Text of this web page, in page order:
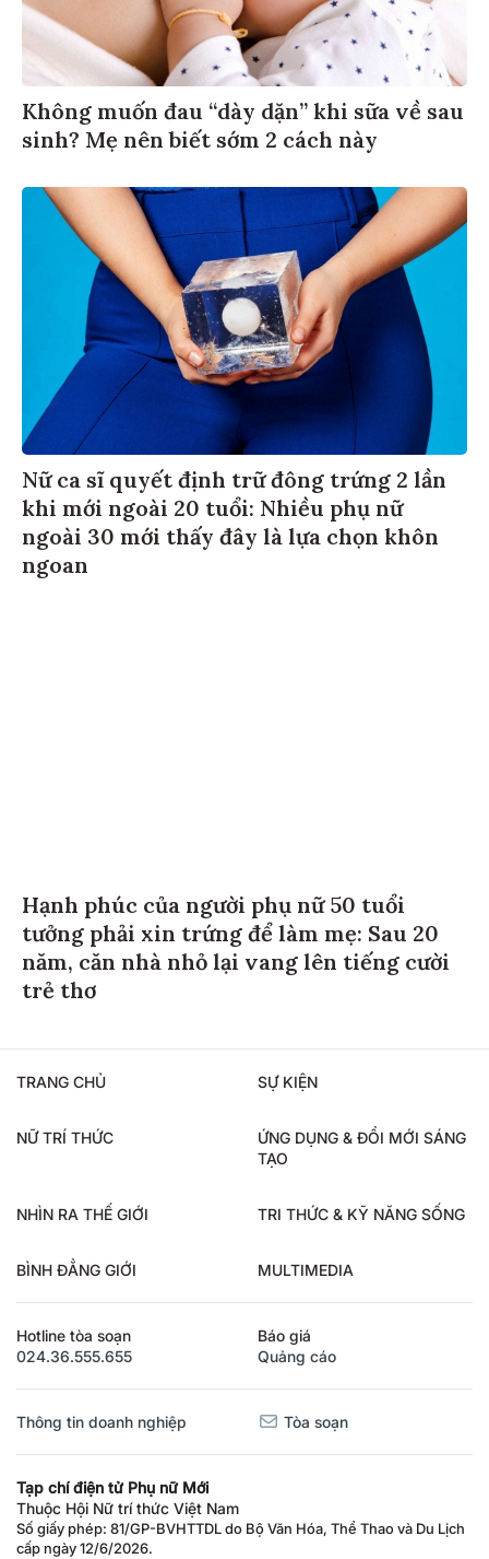
Không muốn đau “dày dặn” khi sữa về sau
sinh? Mẹ nên biết sớm 2 cách này
Nữ ca sĩ quyết định trữ đông trứng 2 lần
khi mới ngoài 20 tuổi: Nhiều phụ nữ
ngoài 30 mới thấy đây là lựa chọn khôn
ngoan
Hạnh phúc của người phụ nữ 50 tuổi
tưởng phải xin trứng để làm mẹ: Sau 20
năm, căn nhà nhỏ lại vang lên tiếng cười
trẻ thơ
TRANG CHỦ SỰ KIỆN
NỮ TRÍ THỨC
ỨNG DỤNG & ĐỔI MỚI SÁNG
TẠO
NHÌN RA THẾ GIỚI TRI THỨC & KỸ NĂNG SỐNG
BÌNH ĐẲNG GIỚI MULTIMEDIA
Hotline tòa soạn
024.36.555.655
Báo giá
Quảng cáo
Thông tin doanh nghiệp Tòa soạn
Tạp chí điện tử Phụ nữ Mới
Thuộc Hội Nữ trí thức Việt Nam
Số giấy phép: 81/GP-BVHTTDL do Bộ Văn Hóa, Thể Thao và Du Lịch
cấp ngày 12/6/2026.